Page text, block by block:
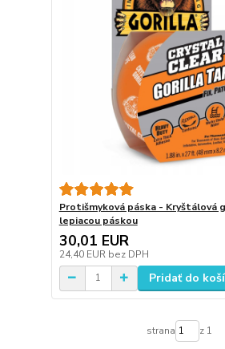
Protišmyková páska - Kryštálová
lepiacou páskou
30,01 EUR
24,40 EUR bez DPH
Pridať do
strana z 1